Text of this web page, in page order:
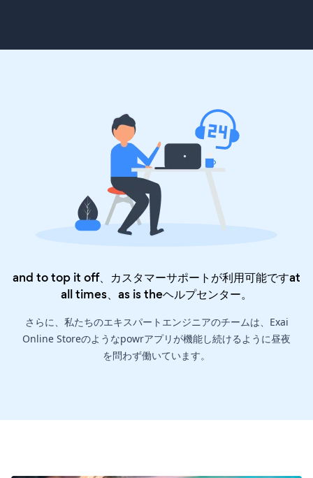
and to top it off、カスタマーサポートが利用可能ですat
all times、as is theヘルプセンター。
さらに、私たちのエキスパートエンジニアのチームは、Exai
Online Storeのようなpowrアプリが機能し続けるように昼夜
を問わず働いています。